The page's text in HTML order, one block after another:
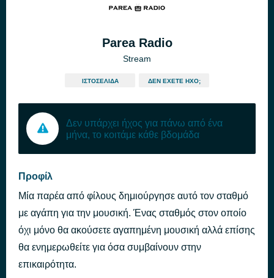
Parea Radio
Stream
ΙΣΤΟΣΕΛΊΔΑ ΔΕΝ ΈΧΕΤΕ ΉΧΟ;
Δεν υπάρχει ήχος για πάνω από ένα
μήνα, το κοιτάμε κάθε βδομάδα
Προφίλ
Μία παρέα από φίλους δημιούργησε αυτό τον σταθμό
με αγάπη για την μουσική. Ένας σταθμός στον οποίο
όχι μόνο θα ακούσετε αγαπημένη μουσική αλλά επίσης
θα ενημερωθείτε για όσα συμβαίνουν στην
επικαιρότητα.